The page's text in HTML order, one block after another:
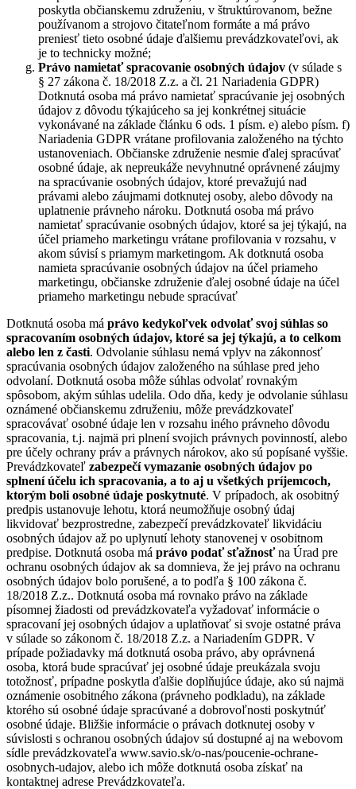
poskytla občianskemu združeniu, v štruktúrovanom, bežne
používanom a strojovo čitateľnom formáte a má právo
preniesť tieto osobné údaje ďalšiemu prevádzkovateľovi, ak
je to technicky možné;
Právo namietať spracovanie osobných údajov (v súlade s
§ 27 zákona č. 18/2018 Z.z. a čl. 21 Nariadenia GDPR)
Dotknutá osoba má právo namietať spracúvanie jej osobných
údajov z dôvodu týkajúceho sa jej konkrétnej situácie
vykonávané na základe článku 6 ods. 1 písm. e) alebo písm. f)
Nariadenia GDPR vrátane profilovania založeného na týchto
ustanoveniach. Občianske združenie nesmie ďalej spracúvať
osobné údaje, ak nepreukáže nevyhnutné oprávnené záujmy
na spracúvanie osobných údajov, ktoré prevažujú nad
právami alebo záujmami dotknutej osoby, alebo dôvody na
uplatnenie právneho nároku. Dotknutá osoba má právo
namietať spracúvanie osobných údajov, ktoré sa jej týkajú, na
účel priameho marketingu vrátane profilovania v rozsahu, v
akom súvisí s priamym marketingom. Ak dotknutá osoba
namieta spracúvanie osobných údajov na účel priameho
marketingu, občianske združenie ďalej osobné údaje na účel
priameho marketingu nebude spracúvať
Dotknutá osoba má právo kedykoľvek odvolať svoj súhlas so
spracovaním osobných údajov, ktoré sa jej týkajú, a to celkom
alebo len z časti. Odvolanie súhlasu nemá vplyv na zákonnosť
spracúvania osobných údajov založeného na súhlase pred jeho
odvolaní. Dotknutá osoba môže súhlas odvolať rovnakým
spôsobom, akým súhlas udelila. Odo dňa, kedy je odvolanie súhlasu
oznámené občianskemu združeniu, môže prevádzkovateľ
spracovávať osobné údaje len v rozsahu iného právneho dôvodu
spracovania, t.j. najmä pri plnení svojich právnych povinností, alebo
pre účely ochrany práv a právnych nárokov, ako sú popísané vyššie.
Prevádzkovateľ zabezpečí vymazanie osobných údajov po
splnení účelu ich spracovania, a to aj u všetkých príjemcoch,
ktorým boli osobné údaje poskytnuté. V prípadoch, ak osobitný
predpis ustanovuje lehotu, ktorá neumožňuje osobný údaj
likvidovať bezprostredne, zabezpečí prevádzkovateľ likvidáciu
osobných údajov až po uplynutí lehoty stanovenej v osobitnom
predpise. Dotknutá osoba má právo podať sťažnosťna Úrad pre
ochranu osobných údajov ak sa domnieva, že jej právo na ochranu
osobných údajov bolo porušené, a to podľa § 100 zákona č.
18/2018 Z.z.. Dotknutá osoba má rovnako právo na základe
písomnej žiadosti od prevádzkovateľa vyžadovať informácie o
spracovaní jej osobných údajov a uplatňovať si svoje ostatné práva
v súlade so zákonom č. 18/2018 Z.z. a Nariadením GDPR. V
prípade požiadavky má dotknutá osoba právo, aby oprávnená
osoba, ktorá bude spracúvať jej osobné údaje preukázala svoju
totožnosť, prípadne poskytla ďalšie doplňujúce údaje, ako sú najmä
oznámenie osobitného zákona (právneho podkladu), na základe
ktorého sú osobné údaje spracúvané a dobrovoľnosti poskytnúť
osobné údaje. Bližšie informácie o právach dotknutej osoby v
súvislosti s ochranou osobných údajov sú dostupné aj na webovom
sídle prevádzkovateľa www.savio.sk/o-nas/poucenie-ochrane-
osobnych-udajov, alebo ich môže dotknutá osoba získať na
kontaktnej adrese Prevádzkovateľa.